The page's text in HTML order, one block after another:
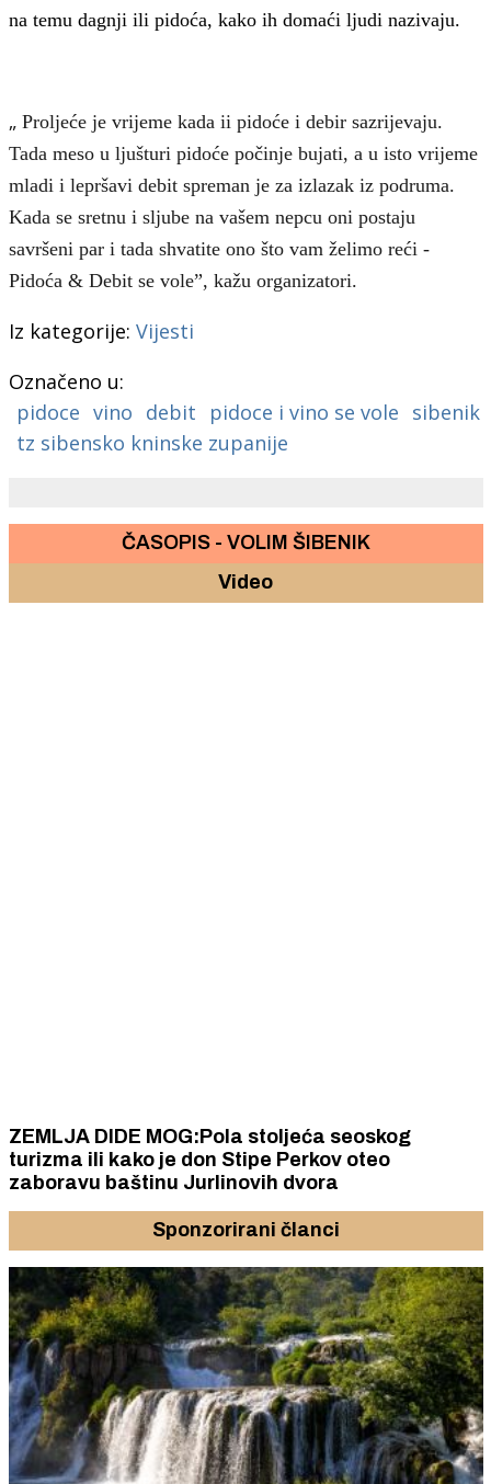
na temu dagnji ili pidoća, kako ih domaći ljudi nazivaju.
„ Proljeće je vrijeme kada ii pidoće i debir sazrijevaju.
Tada meso u ljušturi pidoće počinje bujati, a u isto vrijeme
mladi i lepršavi debit spreman je za izlazak iz podruma.
Kada se sretnu i sljube na vašem nepcu oni postaju
savršeni par i tada shvatite ono što vam želimo reći -
Pidoća & Debit se vole”, kažu organizatori.
Iz kategorije: Vijesti
Označeno u:
pidoce vino debit pidoce i vino se vole sibenik
tz sibensko kninske zupanije
ČASOPIS - VOLIM ŠIBENIK
Video
ZEMLJA DIDE MOG:Pola stoljeća seoskog
turizma ili kako je don Stipe Perkov oteo
zaboravu baštinu Jurlinovih dvora
Sponzorirani članci